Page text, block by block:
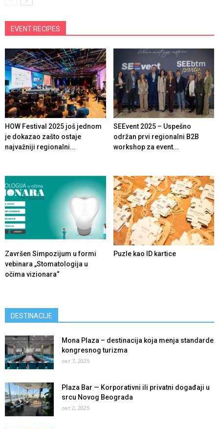
EVENT RECIPES
HOW Festival 2025 još jednom
je dokazao zašto ostaje
najvažniji regionalni...
SEEvent 2025 – Uspešno
održan prvi regionalni B2B
workshop za event...
Završen Simpozijum u formi
vebinara „Stomatologija u
očima vizionara“
Puzle kao ID kartice
DESTINACIJE
Mona Plaza – destinacija koja menja standarde
kongresnog turizma
окт 7, 2025
Plaza Bar — Korporativni ili privatni događaji u
srcu Novog Beograda
окт 2, 2025